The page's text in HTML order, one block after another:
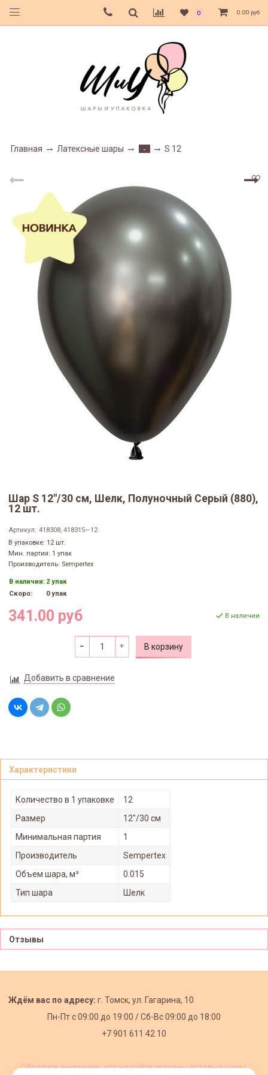
0 0.00 руб
Главная Латексные шары - S 12
Шар S 12"/30 см, Шелк, Полуночный Серый (880),
12 шт.
Артикул: 418308, 418315—12
В упаковке: 12 шт.
Мин. партия: 1 упак
Производитель: Sempertex
В наличии: 2 упак
Скоро:
0 упак
341.00 руб В наличии
В корзину
Добавить в сравнение
Характеристики
Количество в 1 упаковке
12
Размер
12"/30 см
Минимальная партия
1
Производитель
Sempertex
Объем шара, м³
0.015
Тип шара
Шелк
Отзывы
Ждём вас по адресу: г. Томск, ул. Гагарина, 10
Пн-Пт с09:00 до 19:00 /Сб-Вс 09:00 до 18:00
+7 901 611 42 10
Обратите внимание, что на сайте указаны оптовые цены,